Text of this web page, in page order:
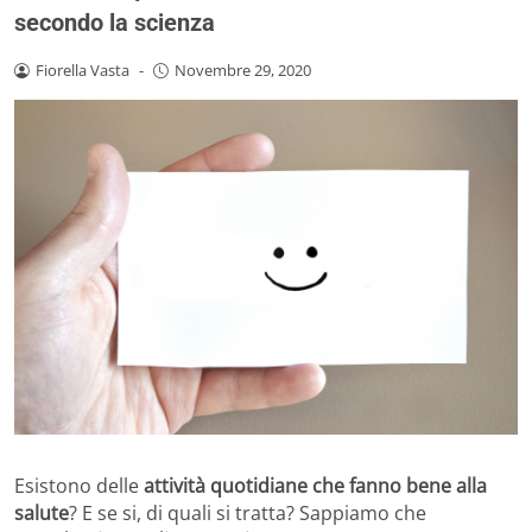
secondo la scienza
Fiorella Vasta - Novembre 29, 2020
Esistono delleattività quotidiane che fanno bene alla
salute? E se si, di quali si tratta? Sappiamo che